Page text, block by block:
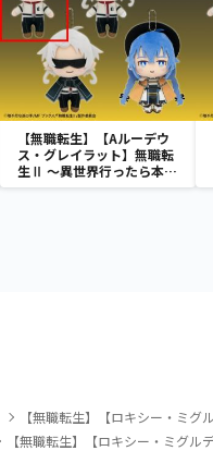
【無職転生】【Aルーデウ
ス・グレイラット】無職転
生Ⅱ ～異世界行ったら本気
だす～ デフォルメぬいぐる
【無職転生】【ロキシー・ミ
【無職転生】【ロキシー・ミグ